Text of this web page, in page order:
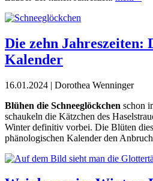
Die zehn Jahreszeiten:
Kalender
16.01.2024 | Dorothea Wenninger
Blühen die Schneeglöckchen schon
schaukeln die Kätzchen des
Winter definitiv vorbei. Die Blüten
phänologischen Kalender den